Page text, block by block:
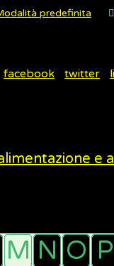
predefinita
facebook twitter
e